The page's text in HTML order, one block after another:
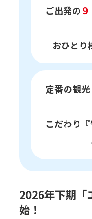
ご出発の
おひとり
定番の観光
こだわり
2026年下期「
始！